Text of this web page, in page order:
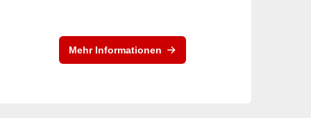
Mehr Informationen